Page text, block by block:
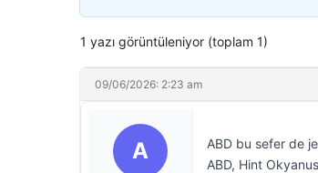
1 yazı görüntüleniyor (toplam 1)
09/06/2026: 2:23 am
A
ABD bu sefer de
ABD, Hint